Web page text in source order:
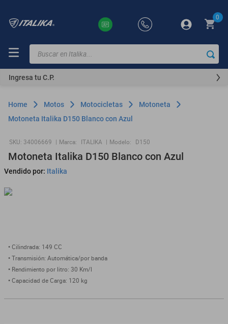
0
Buscar en Italika...
Ingresa tu C.P.
Motos Motocicletas
Motoneta
Motoneta Italika D150 Blanco con Azul
: 34006669 Marca: ITALIKA Modelo: D150
Motoneta Italika D150 Blanco con Azul
Vendido por: Italika
Cilindrada: 149 CC
Transmisión: Automática/por banda
Rendimiento por litro: 30 Km/l
Capacidad de Carga: 120 kg
TÉRMINOS
MÁS
motocicletas
250z
dm
cuatrimotos